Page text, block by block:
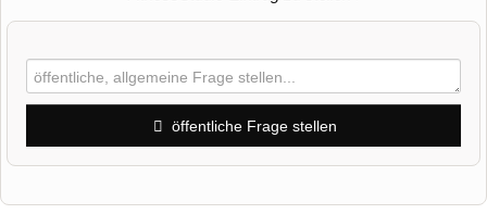
öffentliche Frage stellen